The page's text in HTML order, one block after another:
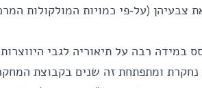
צבעיהן (על-פי כמויות המולקולות
במידה רבה על תיאוריה לגבי
ומתפתחת זה שנים בקבוצת